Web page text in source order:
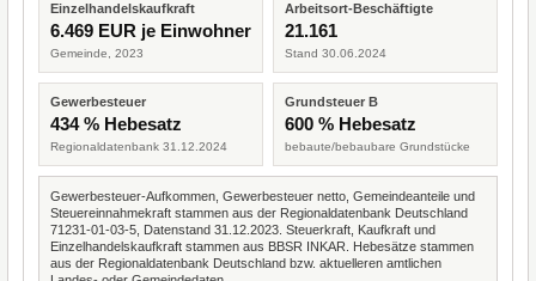
Einzelhandelskaufkraft
6.469 EUR je Einwohner
Gemeinde, 2023
Arbeitsort-Beschäftigte
21.161
Stand 30.06.2024
Gewerbesteuer
434 % Hebesatz
Regionaldatenbank 31.12.2024
Grundsteuer B
600 % Hebesatz
bebaute/bebaubare Grundstücke
Gewerbesteuer-Aufkommen, Gewerbesteuer netto, Gemeindeanteile und
Steuereinnahmekraft stammen aus der Regionaldatenbank Deutschland
71231-01-03-5, Datenstand 31.12.2023. Steuerkraft, Kaufkraft und
Einzelhandelskaufkraft stammen aus BBSR INKAR. Hebesätze stammen
aus der Regionaldatenbank Deutschland bzw. aktuelleren amtlichen